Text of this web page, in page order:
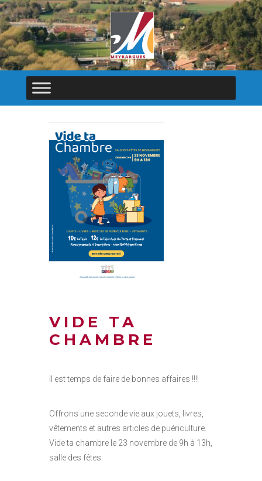
VIDE TA
CHAMBRE
Il est temps de faire de bonnes affaires !!!!
Offrons une seconde vie aux jouets, livres,
vêtements et autres articles de puériculture.
Vide ta chambre le 23 novembre de 9h à 13h,
salle des fêtes.